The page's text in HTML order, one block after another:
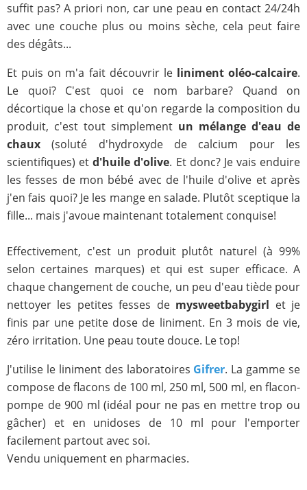
suffit pas? A priori non, car une peau en contact 24/24h
avec une couche plus ou moins sèche, cela peut faire
des dégâts...
Et puis on m'a fait découvrir le liniment oléo-calcaire.
Le quoi? C'est quoi ce nom barbare? Quand on
décortique la chose et qu'on regarde la composition du
produit, c'est tout simplement un mélange d'eau de
chaux (soluté d'hydroxyde de calcium pour les
scientifiques) etd'huile d'olive. Et donc? Je vais enduire
les fesses de mon bébé avec de l'huile d'olive et après
j'en fais quoi? Je les mange en salade. Plutôt sceptique la
fille... mais j'avoue maintenant totalement conquise!
Effectivement, c'est un produit plutôt naturel (à 99%
selon certaines marques) et qui est super efficace. A
chaque changement de couche, un peu d'eau tiède pour
nettoyer les petites fesses de mysweetbabygirl et je
finis par une petite dose de liniment. En 3 mois de vie,
zéro irritation. Une peau toute douce. Le top!
J'utilise le liniment des laboratoires Gifrer. La gamme se
compose de flacons de 100 ml, 250 ml, 500 ml, en flacon-
pompe de 900 ml (idéal pour ne pas en mettre trop ou
gâcher) et en unidoses de 10 ml pour l'emporter
facilement partout avec soi.
Vendu uniquement en pharmacies.